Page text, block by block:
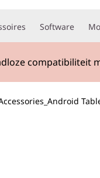
Software
compatibiliteit